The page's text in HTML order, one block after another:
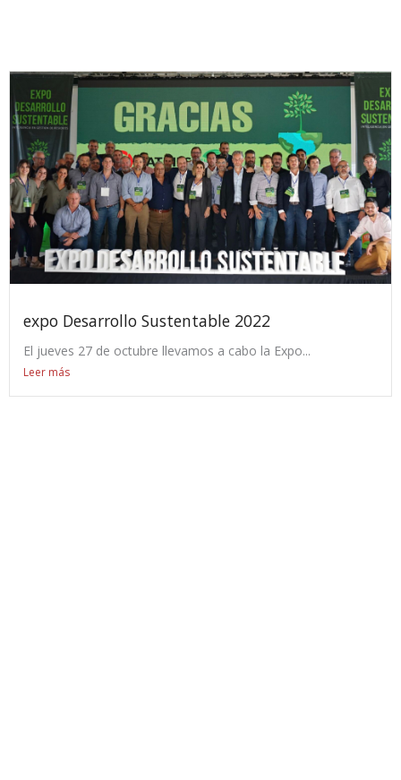
expo Desarrollo Sustentable 2022
El jueves 27 de octubre llevamos a cabo la Expo...
Leer más